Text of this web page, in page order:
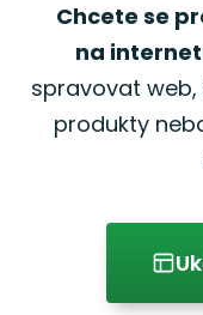
Chcete se
na
spravovat web,
produkty